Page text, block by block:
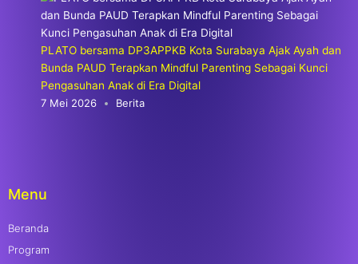
PLATO bersama DP3APPKB Kota Surabaya Ajak Ayah dan
Bunda PAUD Terapkan Mindful Parenting Sebagai Kunci
Pengasuhan Anak di Era Digital
7 Mei 2026
Berita
Menu
Beranda
Program